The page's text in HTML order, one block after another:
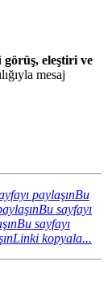
görüş, eleştiri ve
mesaj
paylaşınBu
Bu sayfayı
Bu sayfayı
Linki kopyala...